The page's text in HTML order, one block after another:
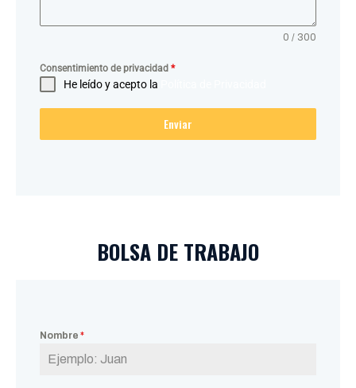
0 / 300
Consentimiento de privacidad *
He leído y acepto la
Enviar
BOLSA DE TRABAJO
Nombre *